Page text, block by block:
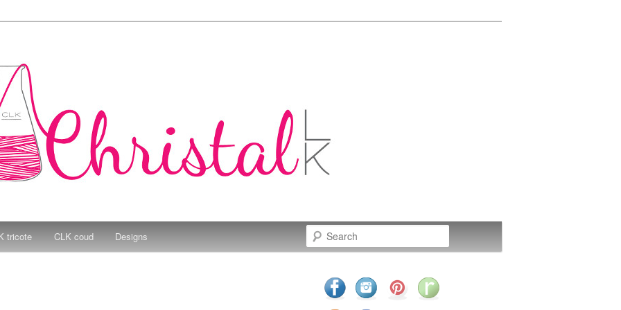
tricote CLK coud Designs